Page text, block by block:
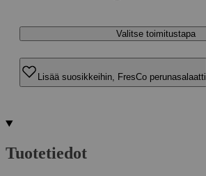
Valitse toimitustapa
Lisää suosikkeihin, FresCo perunasalaatti
Tuotetiedot